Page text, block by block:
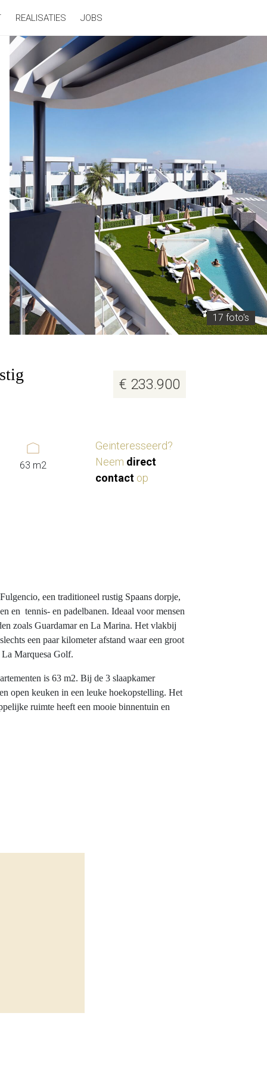
REALISATIES JOBS
17 foto's
€ 233.900
63 m2
Geinteresseerd?
Neem direct
contact op
een traditioneel rustig Spaans dorpje,
en tennis- en padelbanen. Ideaal voor mensen
zoals Guardamar en La Marina. Het vlakbij
een paar kilometer afstand waar een groot
Marquesa Golf.
is 63 m2. Bij de 3 slaapkamer
open keuken in een leuke hoekopstelling. Het
ruimte heeft een mooie binnentuin en